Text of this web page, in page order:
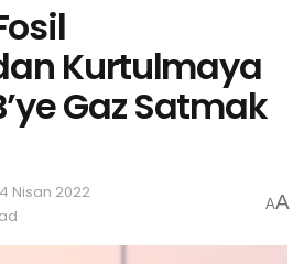
Kurtulmaya
Gaz Satmak
Nisan 2022
AA